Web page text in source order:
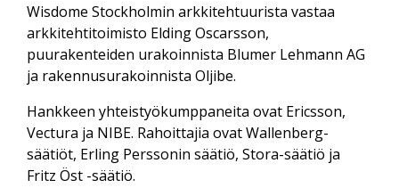
Wisdome Stockholmin arkkitehtuurista vastaa
arkkitehtitoimisto Elding Oscarsson,
puurakenteiden urakoinnista Blumer Lehmann AG
ja rakennusurakoinnista Oljibe.
Hankkeen yhteistyökumppaneita ovat Ericsson,
Vectura ja NIBE. Rahoittajia ovat Wallenberg-
säätiöt, Erling Perssonin säätiö, Stora-säätiö ja
Fritz Öst -säätiö.